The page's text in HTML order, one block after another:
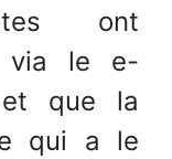
ont
via le e-
que la
qui a le